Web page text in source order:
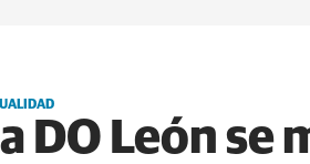
DO León se